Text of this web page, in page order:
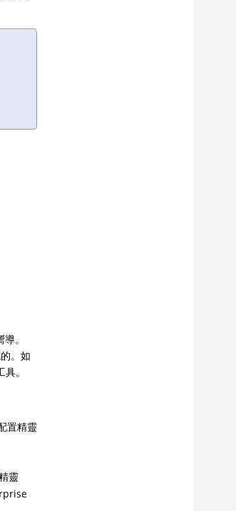
。
。如
。
置精靈
靈